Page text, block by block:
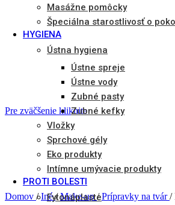
Masážne pomôcky
Špeciálna starostlivosť o
HYGIENA
Ústna hygiena
Ústne spreje
Ústne vody
Zubné pasty
Zubné kefky
Vložky
Sprchové gély
Eko produkty
Intímne umývacie produkty
PROTI BOLESTI
Fytonáplaste
Pre zväčšenie kliknite
Domov / Iné/ Make-up/ Prípravky na tvár/